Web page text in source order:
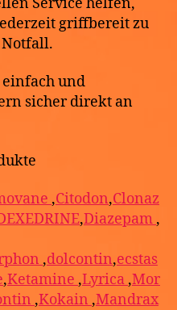
griffbereit zu
einfach und
sicher direkt an
,Citodon,Clonaz
,Diazepam ,
,dolcontin,ecstas
,Ketamine ,Lyrica ,Mor
,Kokain ,Mandrax